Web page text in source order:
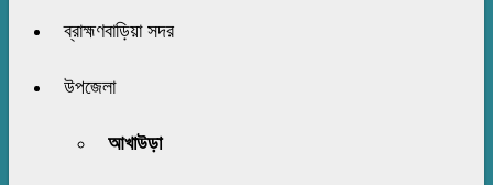
ব্রাহ্মণবাড়িয়া সদর
উপজেলা
আখাউড়া